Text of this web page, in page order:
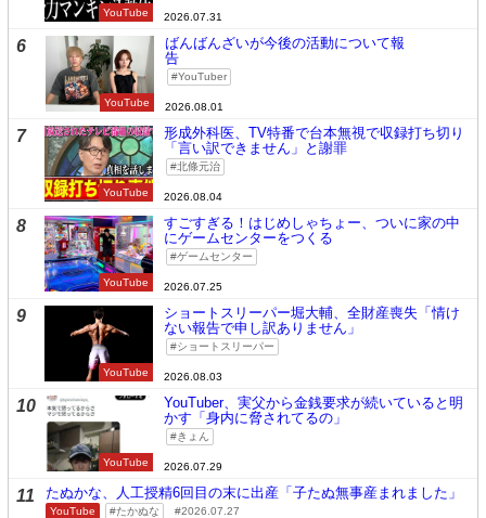
YouTube 2026.07.31
6
YouTube
ばんばんざいが今後の活動について報
告
YouTuber
2026.08.01
7
YouTube
形成外科医、TV特番で台本無視で収録打ち切り
「言い訳できません」と謝罪
北條元治
2026.08.04
8
YouTube
すごすぎる！はじめしゃちょー、ついに家の中
にゲームセンターをつくる
ゲームセンター
2026.07.25
9
YouTube
ショートスリーパー堀大輔、全財産喪失「情け
ない報告で申し訳ありません」
ショートスリーパー
2026.08.03
10
YouTube
YouTuber、実父から金銭要求が続いていると明
かす「身内に脅されてるの」
きょん
2026.07.29
11 たぬかな、人工授精6回目の末に出産「子たぬ無事産まれました」
YouTube たかぬな 2026.07.27